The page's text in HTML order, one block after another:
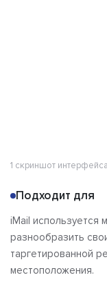
1 скриншот
Подходит для
iMail используется
разнообразить
таргетированной
местоположения.